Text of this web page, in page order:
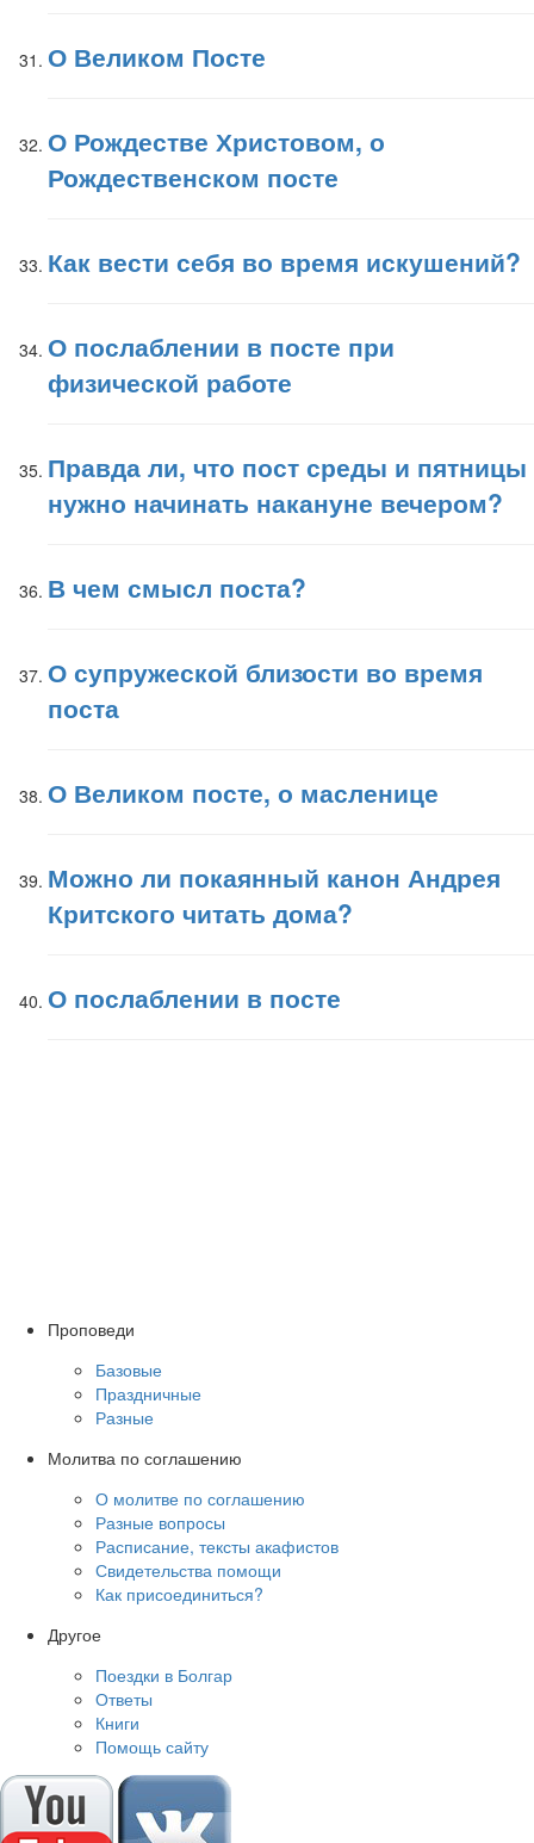
О Великом Посте
О Рождестве Христовом, о
Рождественском посте
Как вести себя во время искушений?
О послаблении в посте при
физической работе
Правда ли, что пост среды и пятницы
нужно начинать накануне вечером?
В чем смысл поста?
О супружеской близости во время
поста
О Великом посте, о масленице
Можно ли покаянный канон Андрея
Критского читать дома?
О послаблении в посте
Проповеди
Базовые
Праздничные
Разные
Молитва по соглашению
О молитве по соглашению
Разные вопросы
Расписание, тексты акафистов
Свидетельства помощи
Как присоединиться?
Другое
Поездки в Болгар
Ответы
Книги
Помощь сайту